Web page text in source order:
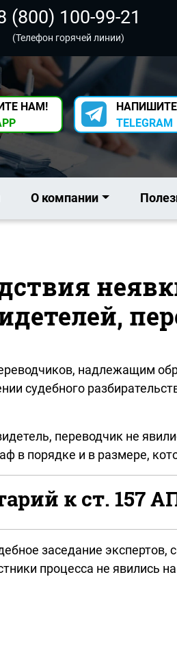
(800) 100-99-21
(Телефон горячей линии)
НАМ!
TELEGRAM
О компании
надлежащим
судебного
переводчик не
в порядке и в размере,
к ст. 157
заседание
процесса не явились